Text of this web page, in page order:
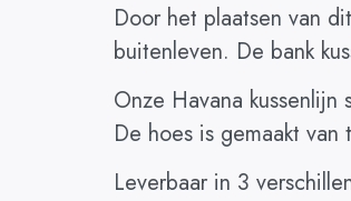
Door het plaatsen van
buitenleven. De bank
Onze Havana
De hoes is gemaakt
Leverbaar in 3